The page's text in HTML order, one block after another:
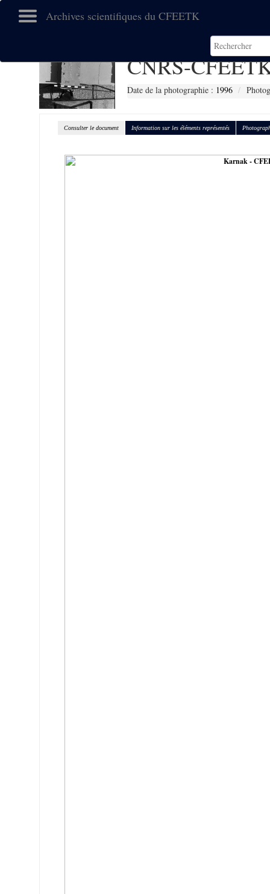
Archives scientifiques du CFEETK
CNRS-
Date de la photographie : 1996
Consulter le document Information sur les éléments représentés